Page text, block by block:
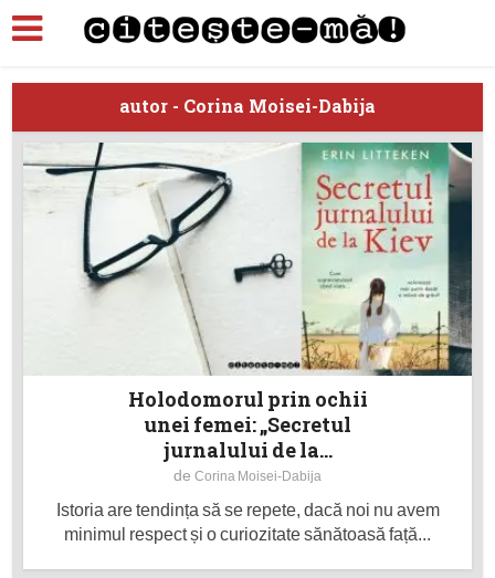
autor - Corina Moisei-Dabija
Holodomorul prin ochii
unei femei: „Secretul
jurnalului de la...
de Corina Moisei-Dabija
Istoria are tendința să se repete, dacă noi nu avem
minimul respect și o curiozitate sănătoasă față...